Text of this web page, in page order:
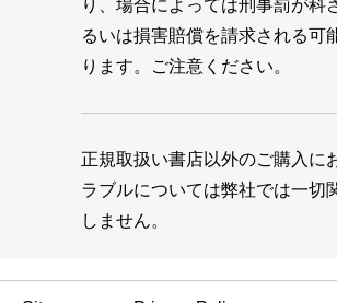
り、場合によっては刑事罰が科
るいは損害賠償を請求される可
ります。ご注意ください。
正規取扱い書店以外のご購入に
ラブルについては弊社では一切
しません。